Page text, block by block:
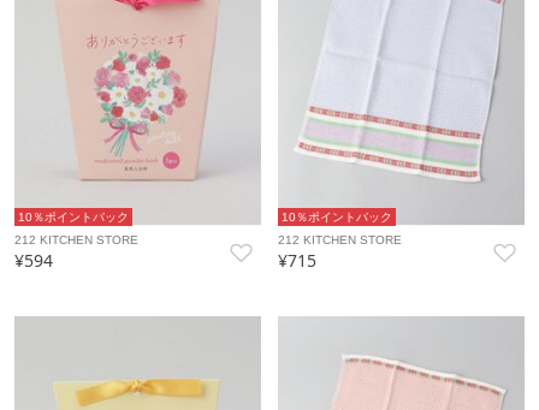
10％ポイントバック
212 KITCHEN STORE
¥594
10％ポイントバック
212 KITCHEN STORE
¥715